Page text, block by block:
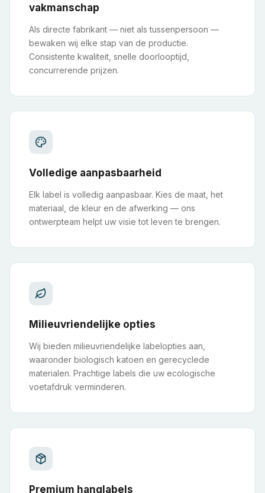
vakmanschap
Als directe fabrikant — niet als tussenpersoon —
bewaken wij elke stap van de productie.
Consistente kwaliteit, snelle doorlooptijd,
concurrerende prijzen.
Volledige aanpasbaarheid
Elk label is volledig aanpasbaar. Kies de maat, het
materiaal, de kleur en de afwerking — ons
ontwerpteam helpt uw visie tot leven te brengen.
Milieuvriendelijke opties
Wij bieden milieuvriendelijke labelopties aan,
waaronder biologisch katoen en gerecyclede
materialen. Prachtige labels die uw ecologische
voetafdruk verminderen.
Premium hanglabels